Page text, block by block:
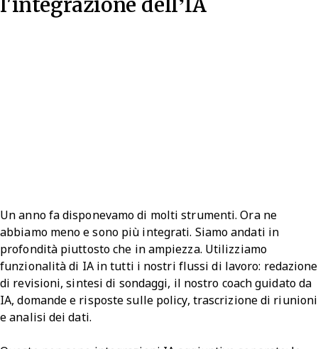
Un anno fa disponevamo di molti strumenti. Ora ne
abbiamo meno e sono più integrati. Siamo andati in
profondità piuttosto che in ampiezza. Utilizziamo
funzionalità di IA in tutti i nostri flussi di lavoro: redazione
di revisioni, sintesi di sondaggi, il nostro coach guidato da
IA, domande e risposte sulle policy, trascrizione di riunioni
e analisi dei dati.